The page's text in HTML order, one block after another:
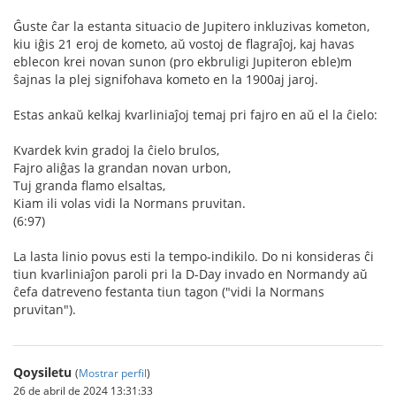
Ĝuste ĉar la estanta situacio de Jupitero inkluzivas kometon,
kiu iĝis 21 eroj de kometo, aŭ vostoj de flagraĵoj, kaj havas
eblecon krei novan sunon (pro ekbruligi Jupiteron eble)m
ŝajnas la plej signifohava kometo en la 1900aj jaroj.
Estas ankaŭ kelkaj kvarliniaĵoj temaj pri fajro en aŭ el la ĉielo:
Kvardek kvin gradoj la ĉielo brulos,
Fajro aliĝas la grandan novan urbon,
Tuj granda flamo elsaltas,
Kiam ili volas vidi la Normans pruvitan.
(6:97)
La lasta linio povus esti la tempo-indikilo. Do ni konsideras ĉi
tiun kvarliniaĵon paroli pri la D-Day invado en Normandy aŭ
ĉefa datreveno festanta tiun tagon ("vidi la Normans
pruvitan").
Qoysiletu (Mostrar perfil)
26 de abril de 2024 13:31:33